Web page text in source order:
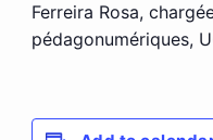
Ferreira Rosa,
pédagonumériques,